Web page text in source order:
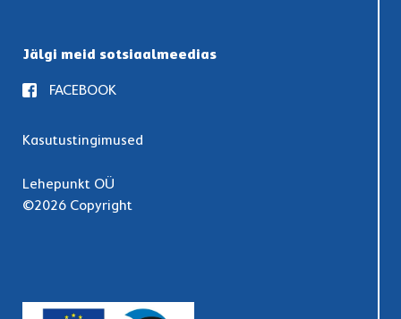
Jälgi meid sotsiaalmeedias
FACEBOOK
Kasutustingimused
Lehepunkt OÜ
©2026 Copyright